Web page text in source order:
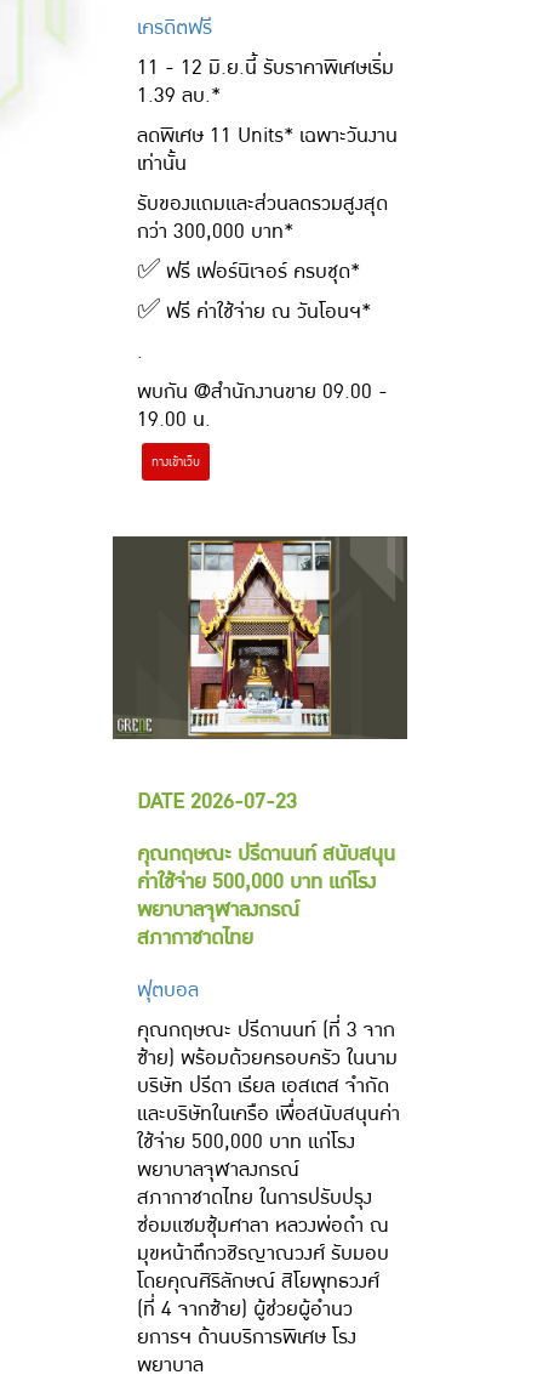
เครดิตฟรี
11 - 12 มิ.ย.นี้ รับราคาพิเศษเริ่ม
1.39 ลบ.*
ลดพิเศษ 11 Units* เฉพาะวันงาน
เท่านั้น
รับของแถมและส่วนลดรวมสูงสุด
กว่า 300,000 บาท*
✅ ฟรี เฟอร์นิเจอร์ ครบชุด*
✅ ฟรี ค่าใช้จ่าย ณ วันโอนฯ*
.
พบกัน @สำนักงานขาย 09.00 -
19.00 น.
ทางเข้าเว็บ
DATE 2026-07-23
คุณกฤษณะ ปรีดานนท์ สนับสนุน
ค่าใช้จ่าย 500,000 บาท แก่โรง
พยาบาลจุฬาลงกรณ์
สภากาชาดไทย
ฟุตบอล
คุณกฤษณะ ปรีดานนท์ (ที่ 3 จาก
ซ้าย) พร้อมด้วยครอบครัว ในนาม
บริษัท ปรีดา เรียล เอสเตส จำกัด
และบริษัทในเครือ เพื่อสนับสนุนค่า
ใช้จ่าย 500,000 บาท แก่โรง
พยาบาลจุฬาลงกรณ์
สภากาชาดไทย ในการปรับปรุง
ซ่อมแซมซุ้มศาลา หลวงพ่อดำ ณ
มุขหน้าตึกวชิรญาณวงศ์ รับมอบ
โดยคุณศิริลักษณ์ สิโยพุทธวงศ์
(ที่ 4 จากซ้าย) ผู้ช่วยผู้อำนว
ยการฯ ด้านบริการพิเศษ โรง
พยาบาล